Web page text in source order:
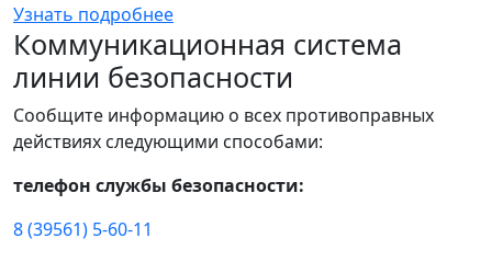
Узнать подробнее
Коммуникационная система
линии безопасности
Сообщите информацию о всех противоправных
действиях следующими способами:
телефон службы безопасности:
8 (39561) 5-60-11